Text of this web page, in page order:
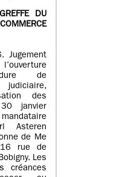
DU
Jugement
de
des
janvier
Asteren
de Me
rue de
Les
créances